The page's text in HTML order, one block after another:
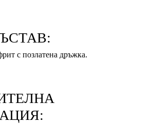
с позлатена дръжка.